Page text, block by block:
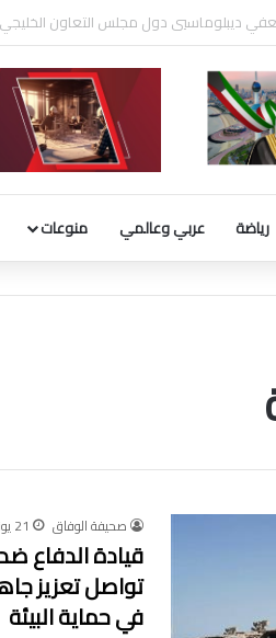
الوطني للثقافة يطلق فعاليات «نادي
رياضة عربي وعالمي منوعات
صحيفة الوفاق 21 يونيو، 2025
قيادة الدفاع
تواصل تعزيز
في حماية البيئة